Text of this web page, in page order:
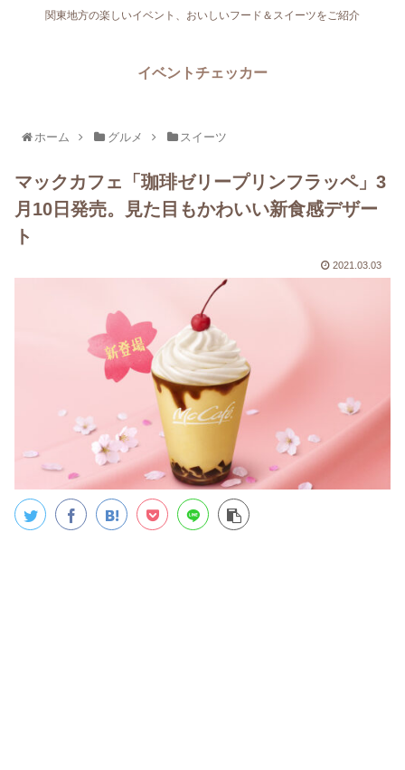
関東地方の楽しいイベント、おいしいフード＆スイーツをご紹介
イベントチェッカー
ホーム グルメ スイーツ
マックカフェ「珈琲ゼリープリンフラッペ」3
月10日発売。見た目もかわいい新食感デザー
ト
2021.03.03